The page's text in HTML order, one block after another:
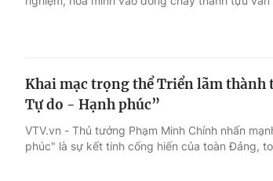
Khai mạc trọng thể Triển lãm
Tự do - Hạnh phúc”
VTV.vn - Thủ tướng Phạm Minh Chính nhấn
phúc" là sự kết tinh cống hiến của toàn Đảng,